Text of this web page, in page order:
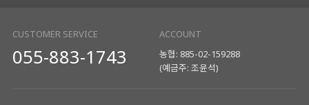
CUSTOMER SERVICE
055-883-1743
ACCOUNT
농협: 885-02-159288
(예금주: 조윤석)